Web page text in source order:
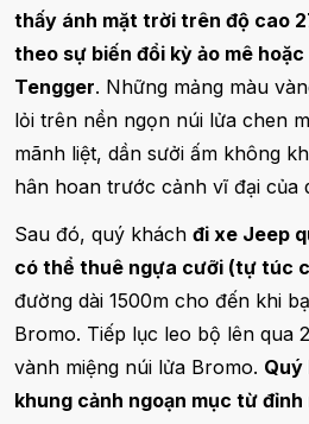
thấy ánh mặt trời trên độ cao
theo sự biến đổi kỳ ảo mê
Tengger. Những mảng màu
lỏi trên nền ngọn núi lửa chen
mãnh liệt, dần sưởi ấm không
hân hoan trước cảnh vĩ đại của
Sau đó, quý khách đi xe Jeep
có thể thuê ngựa cưỡi (tự túc
đường dài 1500m cho đến khi
Bromo. Tiếp lục leo bộ lên qua
vành miệng núi lửa Bromo. Quý
khung cảnh ngoạn mục từ đỉnh